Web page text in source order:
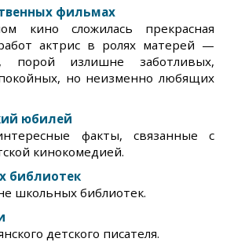
фильмах
кино сложилась прекрасная
актрис в ролях матерей —
порой излишне заботливых,
но неизменно любящих
юбилей
факты, связанные с
кинокомедией.
библиотек
школьных библиотек.
детского писателя.